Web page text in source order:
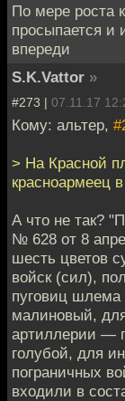
По мере роста
просыпается и
впереди
S.K.Vattor »
#273 | 07.11.17
Кому: альтер,
> На Красной
красноармеец
А что не так?
№ 628 от 8
шесть цветов
войск (сил),
пуговиц
малиновый,
артиллерии —
голубой, для
пограничных
входили в